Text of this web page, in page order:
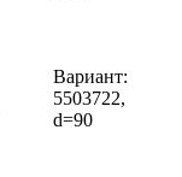
Вариант:
5503722,
d=90